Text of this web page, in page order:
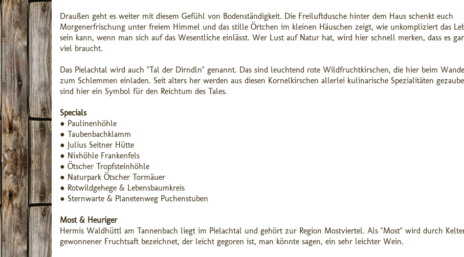
Draußen geht es weiter mit diesem Gefühl von Bodenständigkeit. Die Freiluftdusche hinter dem Haus schenkt euch
Morgenerfrischung unter freiem Himmel und das stille Örtchen im kleinen Häuschen zeigt, wie unkompliziert das
sein kann, wenn man sich auf das Wesentliche einlässt. Wer Lust auf Natur hat, wird hier schnell merken, dass es
viel braucht.
Das Pielachtal wird auch "Tal der Dirndln" genannt. Das sind leuchtend rote Wildfruchtkirschen, die hier beim
zum Schlemmen einladen. Seit alters her werden aus diesen Kornelkirschen allerlei kulinarische Spezialitäten
sind hier ein Symbol für den Reichtum des Tales.
Specials
● Paulinenhöhle
● Taubenbachklamm
● Julius Seitner Hütte
● Nixhöhle Frankenfels
● Ötscher Tropfsteinhöhle
● Naturpark Ötscher Tormäuer
● Rotwildgehege & Lebensbaumkreis
● Sternwarte & Planetenweg Puchenstuben
Most & Heuriger
Hermis Waldhüttl am Tannenbach liegt im Pielachtal und gehört zur Region Mostviertel. Als "Most" wird durch
gewonnener Fruchtsaft bezeichnet, der leicht gegoren ist, man könnte sagen, ein sehr leichter Wein.